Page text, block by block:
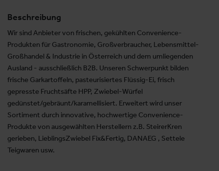
Beschreibung
Wir sind Anbieter von frischen, gekühlten Convenience-
Produkten für Gastronomie, Großverbraucher, Lebensmittel-
Großhandel & Industrie in Österreich und dem umliegenden
Ausland - ausschließlich B2B. Unseren Schwerpunkt bilden
frische Garkartoffeln, pasteurisiertes Flüssig-Ei, frisch
gepresste Fruchtsäfte HPP, Zwiebel-Würfel
gedünstet/gebräunt/karamellisiert. Erweitert wird unser
Sortiment durch innovative, hochwertige Convenience-
Produkte von ausgewählten Herstellern z.B. SteirerKren
gerieben, LieblingsZwiebel Fix&Fertig, DANAEG , Settele
Teigwaren usw.